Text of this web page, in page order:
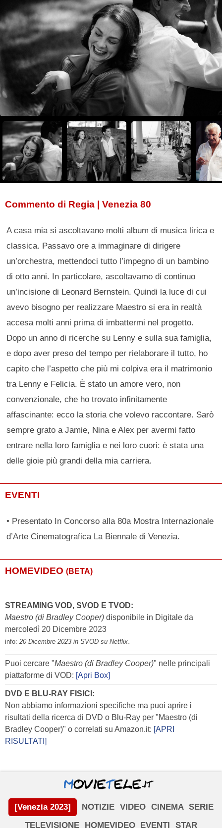
Commento di Regia | Venezia 80
A casa mia si ascoltavano molti album di musica lirica e
classica. Passavo ore a immaginare di dirigere
un’orchestra, mettendoci tutto l’impegno di un bambino
di otto anni. In particolare, ascoltavamo di continuo
un’incisione di Leonard Bernstein. Quindi la luce di cui
avevo bisogno per realizzare Maestro si era in realtà
accesa molti anni prima di imbattermi nel progetto.
Dopo un anno di ricerche su Lenny e sulla sua famiglia,
e dopo aver preso del tempo per rielaborare il tutto, ho
capito che l’aspetto che più mi colpiva era il matrimonio
tra Lenny e Felicia. È stato un amore vero, non
convenzionale, che ho trovato infinitamente
affascinante: ecco la storia che volevo raccontare. Sarò
sempre grato a Jamie, Nina e Alex per avermi fatto
entrare nella loro famiglia e nei loro cuori: è stata una
delle gioie più grandi della mia carriera.
EVENTI
• Presentato In Concorso alla 80a Mostra Internazionale
d’Arte Cinematografica La Biennale di Venezia.
HOMEVIDEO (BETA)
STREAMING VOD, SVOD E TVOD:
Maestro (di Bradley Cooper) disponibile in Digitale da
mercoledì 20 Dicembre 2023
info: 20 Dicembre 2023 in SVOD su Netflix.
Puoi cercare "Maestro (di Bradley Cooper)" nelle principali
piattaforme di VOD: [Apri Box]
DVD E BLU-RAY FISICI:
Non abbiamo informazioni specifiche ma puoi aprire i
risultati della ricerca di DVD o Blu-Ray per "Maestro (di
Bradley Cooper)" o correlati su Amazon.it: [APRI
RISULTATI]
[Venezia 2023] NOTIZIE VIDEO CINEMA SERIE
TELEVISIONE
HOMEVIDEO EVENTI STAR